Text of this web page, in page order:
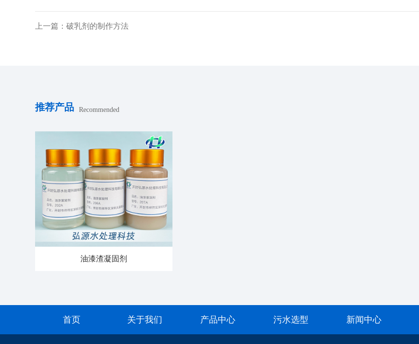
上一篇：破乳剂的制作方法
推荐产品 Recommended
油漆渣凝固剂
首页 关于我们 产品中心 污水选型 新闻中心